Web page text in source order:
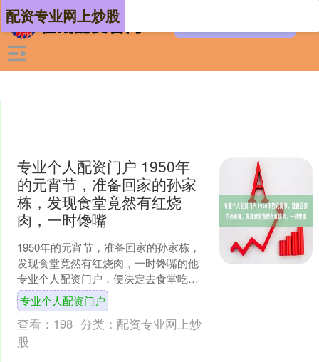
配资专业网上炒股
专业个人配资门户 1950年
的元宵节，准备回家的孙家
栋，发现食堂竟然有红烧
肉，一时馋嘴
1950年的元宵节，准备回家的孙家栋，
发现食堂竟然有红烧肉，一时馋嘴的他
专业个人配资门户，便决定去食堂吃碗
红烧肉再回家，却没想到这碗红烧肉竟
改变了他的一生。 人....
专业个人配资门户
查看： 198 分类： 配资专业网上炒
股